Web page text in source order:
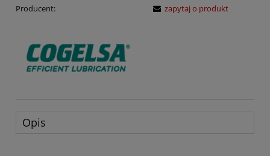
Producent: zapytaj o produkt
Opis